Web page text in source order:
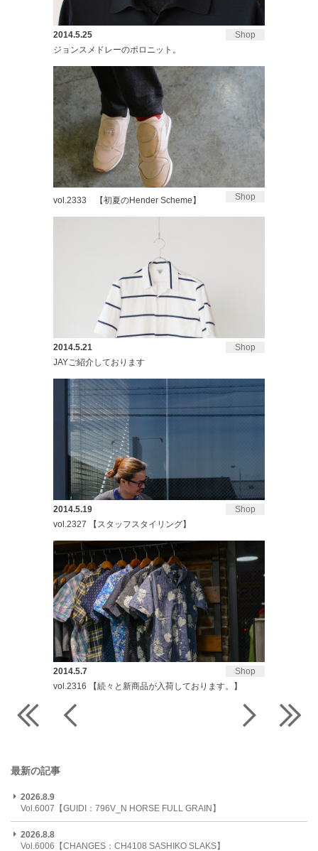
Shop
2014.5.25
ジョンスメドレーのポロニット。
Shop
vol.2333 【初夏のHender Scheme】
Shop
2014.5.21
JAYご紹介しております
Shop
2014.5.19
vol.2327 【スタッフスタイリング】
Shop
2014.5.7
vol.2316 【続々と新商品が入荷しております。】
最新の記事
2026.8.9
Vol.6007【GUIDI：796V_N HORSE FULL GRAIN】
2026.8.8
Vol.6006【CHANGES：CH4108 SASHIKO SLAKS】